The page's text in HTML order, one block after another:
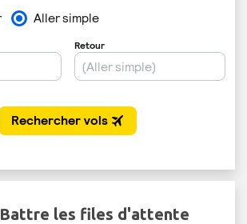
Battre les files d'attente